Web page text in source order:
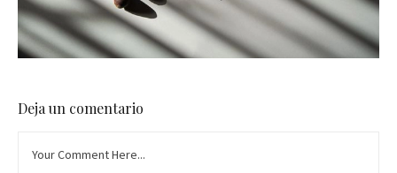
Deja un comentario